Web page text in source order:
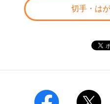
切手・は